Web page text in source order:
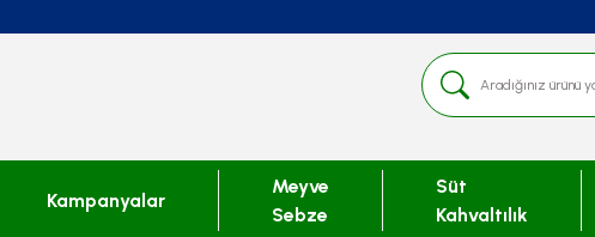
Kampanyalar
Meyve
Sebze
Süt
Kahvaltılık